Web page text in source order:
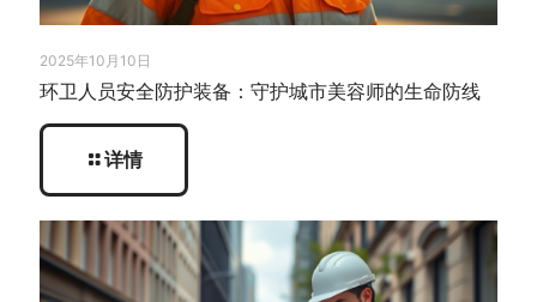
2025年10月10日
环卫人员安全防护装备：守护城市美容师的生命防线
详情